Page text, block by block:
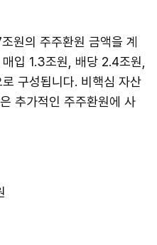
원의 주주환원 금액을 계
입 1.3조원, 배당 2.4조원,
구성됩니다. 비핵심 자산
추가적인 주주환원에 사